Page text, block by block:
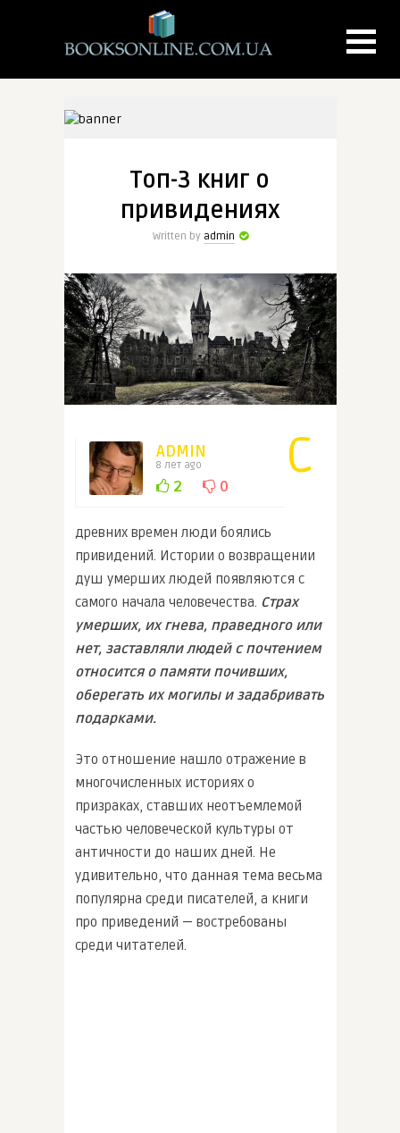
Топ-3 книг о
привидениях
Written by admin
ADMIN
8 лет ago
2 0
С
древних времен люди боялись
привидений. Истории о возвращении
душ умерших людей появляются с
самого начала человечества. Страх
умерших, их гнева, праведного или
нет, заставляли людей с почтением
относится о памяти почивших,
оберегать их могилы и задабривать
подарками.
Это отношение нашло отражение в
многочисленных историях о
призраках, ставших неотъемлемой
частью человеческой культуры от
античности до наших дней. Не
удивительно, что данная тема весьма
популярна среди писателей, а книги
про приведений — востребованы
среди читателей.